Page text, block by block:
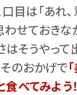
目は｢あれ､
せておきな
はそうやっ
のおかげで
べてみよう